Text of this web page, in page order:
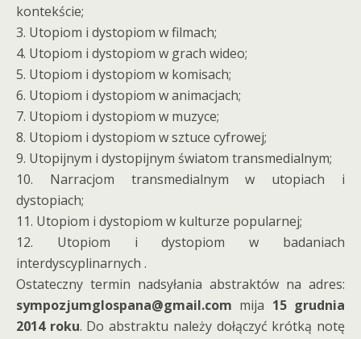
kontekście;
3. Utopiom i dystopiom w filmach;
4. Utopiom i dystopiom w grach wideo;
5. Utopiom i dystopiom w komisach;
6. Utopiom i dystopiom w animacjach;
7. Utopiom i dystopiom w muzyce;
8. Utopiom i dystopiom w sztuce cyfrowej;
9. Utopijnym i dystopijnym światom transmedialnym;
10. Narracjom transmedialnym w utopiach i
dystopiach;
11. Utopiom i dystopiom w kulturze popularnej;
12. Utopiom i dystopiom w badaniach
interdyscyplinarnych .
Ostateczny termin nadsyłania abstraktów na adres:
sympozjumglospana@gmail.com mija 15 grudnia
2014 roku. Do abstraktu należy dołączyć krótką notę